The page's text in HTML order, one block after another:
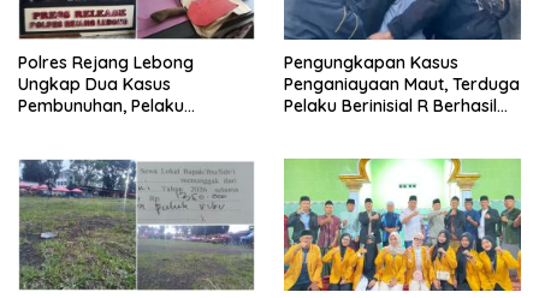
Polres Rejang Lebong
Ungkap Dua Kasus
Pembunuhan, Pelaku
Pengungkapan Kasus
Penganiayaan Maut, Terduga
Pelaku Berinisial R Berhasil